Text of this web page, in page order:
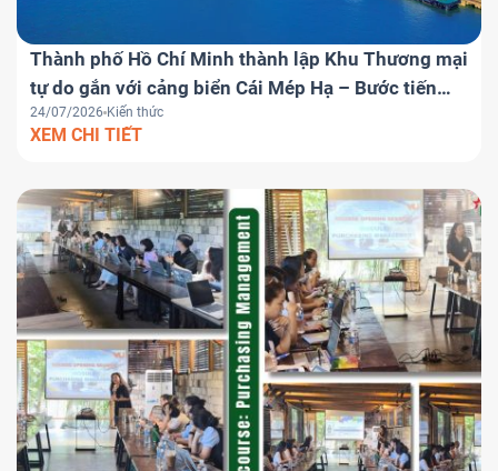
Thành phố Hồ Chí Minh thành lập Khu Thương mại
tự do gắn với cảng biển Cái Mép Hạ – Bước tiến
chiến lược đưa Việt Nam trở thành trung tâm
logistics khu vực
24/07/2026 Kiến thức
XEM CHI TIẾT